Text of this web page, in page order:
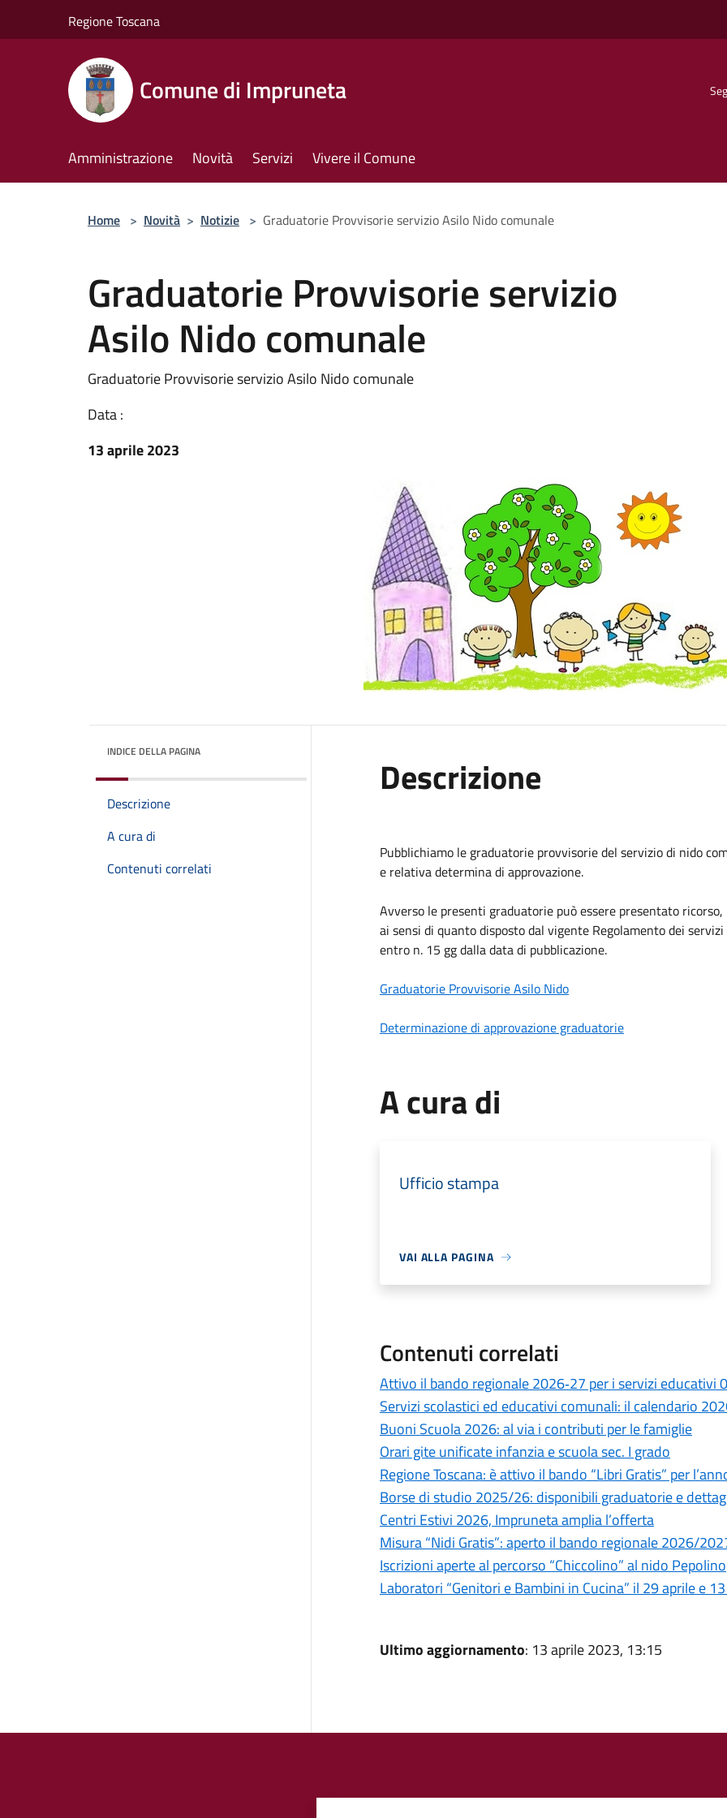
Regione Toscana
Comune di Impruneta
Amministrazione Novità Servizi Vivere il Comune
Home > Novità > Notizie > Graduatorie Provvisorie servizio Asilo Nido comunale
Graduatorie Provvisorie servizio
Asilo Nido comunale
Graduatorie Provvisorie servizio Asilo Nido comunale
Data :
13 aprile 2023
INDICE DELLA PAGINA
Descrizione
A cura di
Contenuti correlati
Descrizione
Pubblichiamo le graduatorie provvisorie del servizio di nido
e relativa determina di approvazione.
Avverso le presenti graduatorie può essere presentato ricorso,
ai sensi di quanto disposto dal vigente Regolamento dei
entro n. 15 gg dalla data di pubblicazione.
Graduatorie Provvisorie Asilo Nido
Determinazione di approvazione graduatorie
A cura di
Ufficio stampa
VAI ALLA PAGINA
Contenuti correlati
Attivo il bando regionale 2026‑27 per i servizi educativi
Servizi scolastici ed educativi comunali: il calendario
Buoni Scuola 2026: al via i contributi per le famiglie
Orari gite unificate infanzia e scuola sec. I grado
Regione Toscana: è attivo il bando “Libri Gratis” per
Borse di studio 2025/26: disponibili graduatorie e
Centri Estivi 2026, Impruneta amplia l’offerta
Misura “Nidi Gratis”: aperto il bando regionale 2026/
Iscrizioni aperte al percorso “Chiccolino” al nido Pepolino
Laboratori “Genitori e Bambini in Cucina” il 29 aprile e
Ultimo aggiornamento: 13 aprile 2023, 13:15